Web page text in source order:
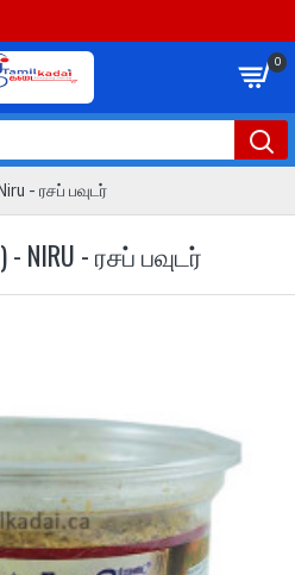
0
- ரசப் பவுடர்
- NIRU - ரசப் பவுடர்